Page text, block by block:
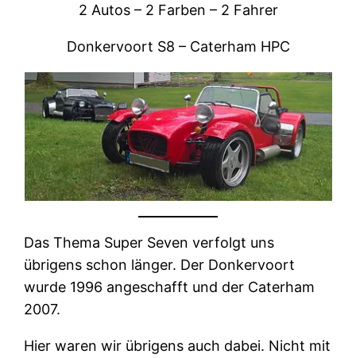
2 Autos – 2 Farben – 2 Fahrer
Donkervoort S8 – Caterham HPC
Das Thema Super Seven verfolgt uns
übrigens schon länger. Der Donkervoort
wurde 1996 angeschafft und der Caterham
2007.
Hier waren wir übrigens auch dabei. Nicht mit